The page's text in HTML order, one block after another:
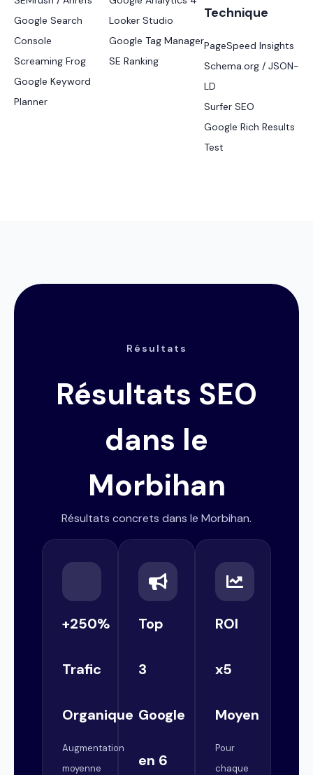
Google Search
Console
Screaming Frog
Google Keyword
Planner
Looker Studio
Google Tag Manager
SE Ranking
Technique
PageSpeed Insights
Schema.org / JSON-
LD
Surfer SEO
Google Rich Results
Test
Résultats
Résultats SEO
dans le
Morbihan
Résultats concrets dans le Morbihan.
+250%
Trafic
Organique
Augmentation
moyenne
Top
3
Google
en 6
ROI
x5
Moyen
Pour
chaque